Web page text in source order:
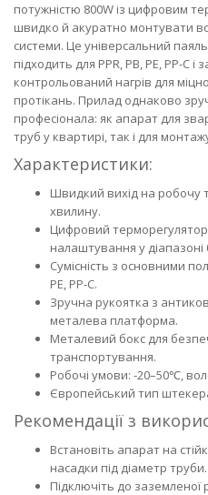
потужністю 800W із цифровим
швидко й акуратно монтувати
системи. Це універсальний
підходить для PPR, PB, PE, PP-C
контрольований нагрів для
протікань. Прилад однаково
професіонала: як апарат для
труб у квартирі, так і для
Характеристики:
Швидкий вихід на робочу
хвилину.
Цифровий терморегулятор
налаштування у
Сумісність з основними
PE, PP-C.
Зручна рукоятка з
металева платформа.
Металевий бокс для
транспортування.
Робочі умови: -20–50℃,
Європейський тип
Рекомендації з
Встановіть апарат на
насадки під діаметр труби.
Підключіть до